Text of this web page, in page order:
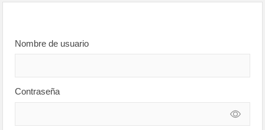
Nombre de usuario
Contraseña